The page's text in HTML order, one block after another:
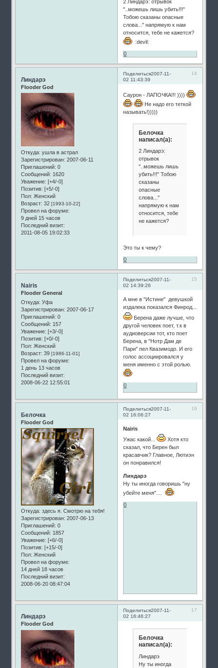
2 Линдарэ: отрывок
"..можешь лишь убить!!!"
Тобою сказаны опасные
слова..." напрямую к нам
относится, тебе не кажется?
:devil:
0
Поделиться 14
2007-11-
02 11:43:39
Линдарэ
Flooder God
Откуда: ушла в астрал
Зарегистрирован: 2007-06-11
Приглашений: 0
Сообщений: 1620
Уважение: [+4/-0]
Позитив: [+5/-0]
Пол: Женский
Возраст: 32[1993-10-22]
Провел на форуме:
9 дней 15 часов
Последний визит:
2011-08-05 19:02:33
Саурон - ЛАПОЧКА!!! ))))
Не надо его теткой
называть!)))))
Белочка
написал(а):
2 Линдарэ:
отрывок
"..можешь лишь
убить!!!" Тобою
сказаны
опасные
слова..."
напрямую к нам
относится, тебе
не кажется?
Это ты к чему?
0
Поделиться 15
2007-11-
02 14:39:26
Nairis
Flooder General
Откуда: Уфа
Зарегистрирован: 2007-06-17
Приглашений: 0
Сообщений: 157
Уважение: [+3/-0]
Позитив: [+0/-0]
Пол: Женский
Возраст: 39[1986-11-01]
Провел на форуме:
1 день 13 часов
Последний визит:
2008-06-22 12:55:01
А мне в "Истине" девушкой
издалека показался Финрод...
Берена даже лучше, что
другой человек поет, т.к в
аудиоверсии тот, кто поет
Берена, в "Нотр Дам де
Пари" пел Квазимодо. И его
голос ассоциировался у
меня именно с этой ролью.
0
Поделиться 16
2007-11-
02 16:06:27
Белочка
Flooder God
Откуда: здесь я. Смотрю на тебя!
Зарегистрирован: 2007-06-13
Приглашений: 0
Сообщений: 1857
Уважение: [+6/-0]
Позитив: [+15/-0]
Пол: Женский
Провел на форуме:
14 дней 18 часов
Последний визит:
2008-06-20 08:47:04
Nairis
Ужас какой...
Хотя кто
сказал, что Берен был
красавчик? Главное, Лютиэн
он понравился!
Линдарэ
Ну ты иногда говоришь "ну
убейте меня"....
0
Поделиться 17
2007-11-
02 16:46:27
Линдарэ
Flooder God
Белочка
написал(а):
Линдарэ
Ну ты иногда